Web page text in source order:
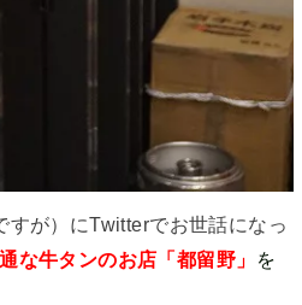
が）にTwitterでお世話になっ
な牛タンのお店「都留野」
を